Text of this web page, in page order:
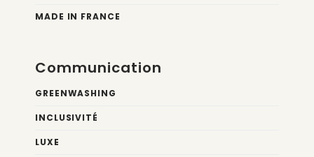
MADE IN FRANCE
Communication
GREENWASHING
INCLUSIVITÉ
LUXE